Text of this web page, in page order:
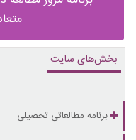
متعادل 7
بخش‌های سایت
برنامه مطالعاتی تحصیلی